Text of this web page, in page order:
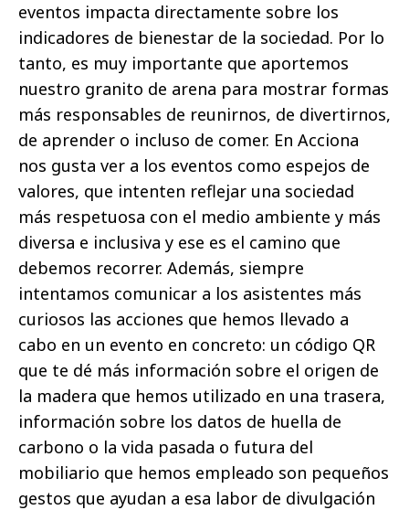
eventos impacta directamente sobre los
indicadores de bienestar de la sociedad. Por lo
tanto, es muy importante que aportemos
nuestro granito de arena para mostrar formas
más responsables de reunirnos, de divertirnos,
de aprender o incluso de comer. En Acciona
nos gusta ver a los eventos como espejos de
valores, que intenten reflejar una sociedad
más respetuosa con el medio ambiente y más
diversa e inclusiva y ese es el camino que
debemos recorrer. Además, siempre
intentamos comunicar a los asistentes más
curiosos las acciones que hemos llevado a
cabo en un evento en concreto: un código QR
que te dé más información sobre el origen de
la madera que hemos utilizado en una trasera,
información sobre los datos de huella de
carbono o la vida pasada o futura del
mobiliario que hemos empleado son pequeños
gestos que ayudan a esa labor de divulgación